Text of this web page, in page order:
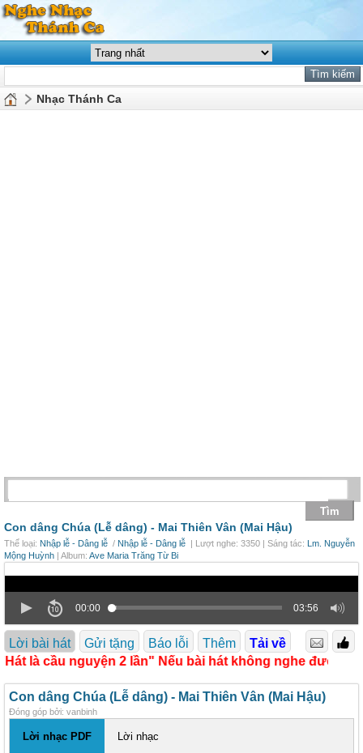
Nhạc Thánh Ca
Con dâng Chúa (Lễ dâng) - Mai Thiên Vân (Mai Hậu)
Thể loại: Nhập lễ - Dâng lễ / Nhập lễ - Dâng lễ | Lượt nghe: 3350 | Sáng tác: Lm. Nguyễn
Mộng Huỳnh | Album: Ave Maria Trăng Từ Bi
00:00 03:56
Lời bài hát Gửi tặng Báo lỗi Thêm
Tải về
là cầu nguyện 2 lần" Nếu bài hát không nghe được xin
Con dâng Chúa (Lễ dâng) - Mai Thiên Vân (Mai Hậu)
Đóng góp bởi: vanbinh
Lời nhạc PDF Lời nhạc